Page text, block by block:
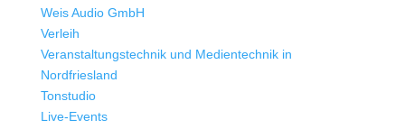
Weis Audio GmbH
Verleih
Veranstaltungstechnik und Medientechnik in
Nordfriesland
Tonstudio
Live-Events